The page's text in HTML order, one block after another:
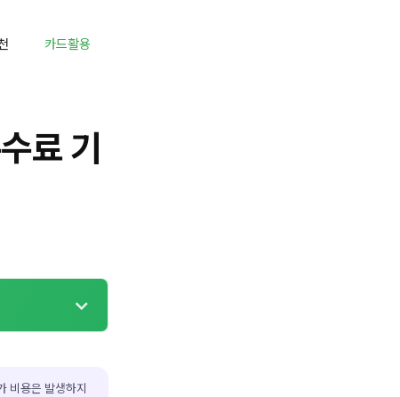
카드활용
료 기
비용은 발생하지